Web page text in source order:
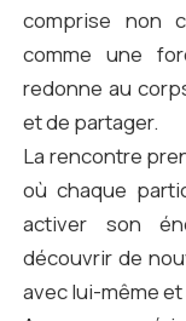
comprise non
comme une
redonne au
et de partager.
La rencontre
où chaque
activer son
découvrir de
avec lui-même